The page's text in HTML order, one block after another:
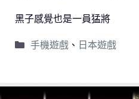
黑子感覺也是一員猛將
手機遊戲、 日本遊戲